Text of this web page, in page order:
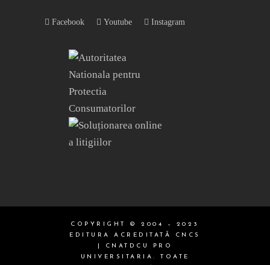
Facebook Youtube Instagram
COPYRIGHT © 2004 – 2023
EDITURA ACREDITATĂ CNCS
| CNATDCU PRO
UNIVERSITARIA. TOATE